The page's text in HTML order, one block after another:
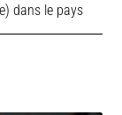
dans le pays